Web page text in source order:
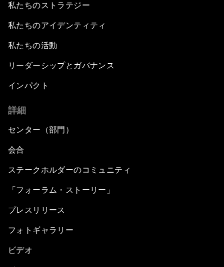
私たちのストラテジー
私たちのアイデンティティ
私たちの活動
リーダーシップとガバナンス
インパクト
詳細
センター（部門）
会合
ステークホルダーのコミュニティ
「フォーラム・ストーリー」
プレスリリース
フォトギャラリー
ビデオ